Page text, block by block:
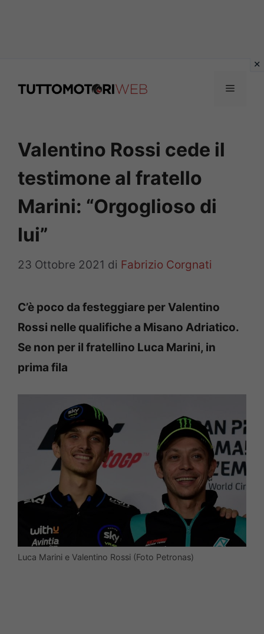
Menu
Valentino Rossi cede il
testimone al fratello
Marini: “Orgoglioso di
lui”
23 Ottobre 2021 di Fabrizio Corgnati
C’è poco da festeggiare per Valentino
Rossi nelle qualifiche a Misano Adriatico.
Se non per il fratellino Luca Marini, in
prima fila
Luca Marini e Valentino Rossi (Foto Petronas)